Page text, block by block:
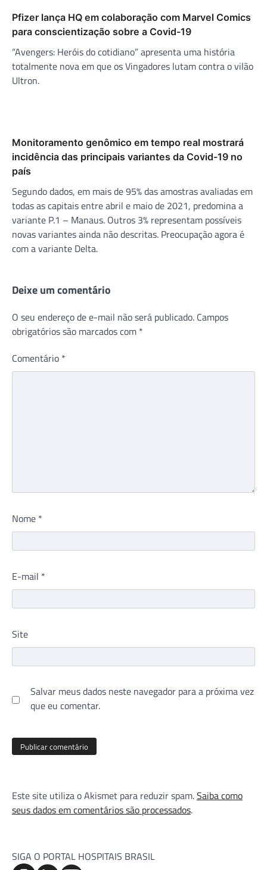
Pfizer lança HQ em colaboração com Marvel Comics
para conscientização sobre a Covid-19
“Avengers: Heróis do cotidiano” apresenta uma história
totalmente nova em que os Vingadores lutam contra o vilão
Ultron.
Monitoramento genômico em tempo real mostrará
incidência das principais variantes da Covid-19 no
país
Segundo dados, em mais de 95% das amostras avaliadas em
todas as capitais entre abril e maio de 2021, predomina a
variante P.1 – Manaus. Outros 3% representam possíveis
novas variantes ainda não descritas. Preocupação agora é
com a variante Delta.
Deixe um comentário
O seu endereço de e-mail não será publicado. Campos
obrigatórios são marcados com *
Comentário *
Nome *
E-mail *
Site
Salvar meus dados neste navegador para a próxima vez
que eu comentar.
Este site utiliza o Akismet para reduzir spam.Saiba como
seus dados em comentários são processados.
SIGA O PORTAL HOSPITAIS BRASIL